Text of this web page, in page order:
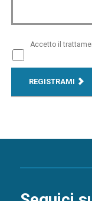
Accetto il
REGISTRAMI